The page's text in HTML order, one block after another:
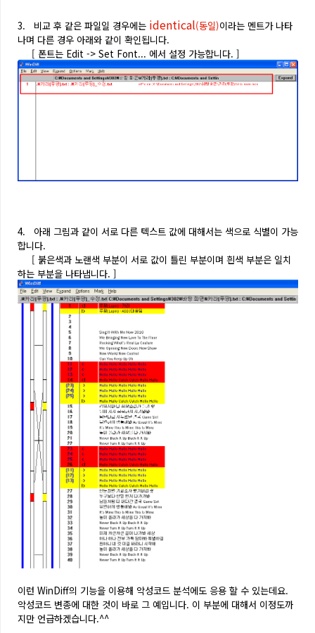
3. 비교 후 같은 파일일 경우에는 identical(동일)이라는 멘트가 나타
나며 다른 경우 아래와 같이 확인됩니다.
[ 폰트는 Edit -> Set Font... 에서 설정 가능합니다. ]
4. 아래 그림과 같이 서로 다른 텍스트 값에 대해서는 색으로 식별이 가능
합니다.
[ 붉은색과 노랜색 부분이 서로 값이 틀린 부분이며 흰색 부분은 일치
하는 부분을 나타냅니다. ]
이런 WinDiff의 기능을 이용해 악성코드 분석에도 응용 할 수 있는데요.
악성코드 변종에 대한 것이 바로 그 예입니다. 이 부분에 대해서 이정도까
지만 언급하겠습니다.^^